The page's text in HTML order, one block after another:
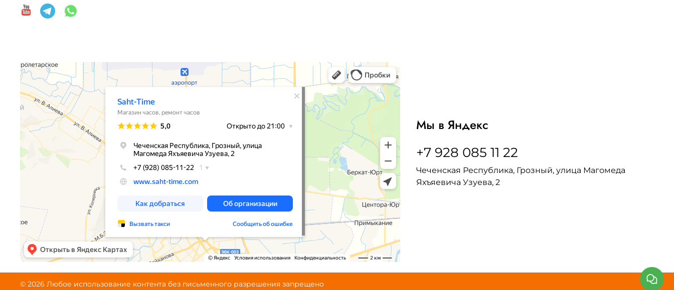
Мы в Яндекс
+7 928 085 11 22
Чеченская Республика, Грозный, улица Магомеда
Яхъяевича Узуева, 2
© 2026 Любое использование контента без письменного разрешения запрещено